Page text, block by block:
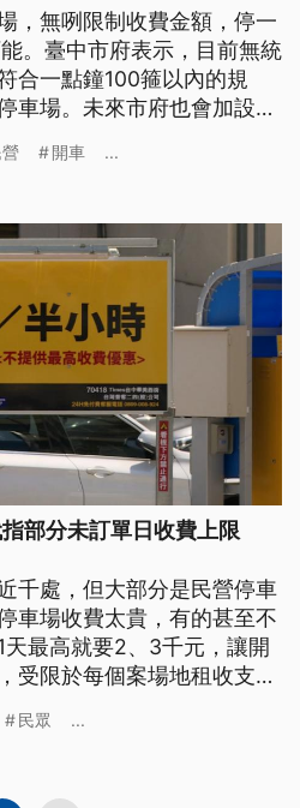
，無咧限制收費金額，停一
。臺中市府表示，目前無統
合一點鐘100箍以內的規
車場。未來市府也會加設寡
開車 ...
部分未訂單日收費上限
千處，但大部分是民營停車
車場收費太貴，有的甚至不
最高就要2、3千元，讓開
受限於每個案場地租收支不
壓低價格。
民眾 ...